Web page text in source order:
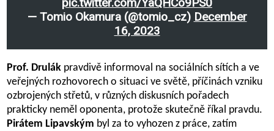
— Tomio Okamura (@tomio_cz) December
16, 2023
Prof. Drulák pravdivě informoval na sociálních sítích a ve
veřejných rozhovorech o situaci ve světě, příčinách vzniku
ozbrojených střetů, v různých diskusních pořadech
prakticky neměl oponenta, protože skutečně říkal pravdu.
Pirátem Lipavským byl za to vyhozen z práce, zatím